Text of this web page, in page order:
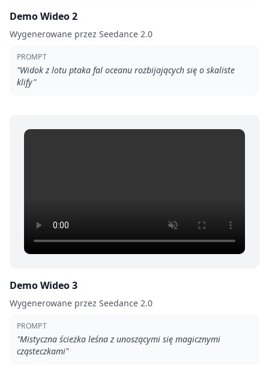
Demo Wideo 2
Wygenerowane przez Seedance 2.0
PROMPT
"Widok z lotu ptaka fal oceanu rozbijających się o skaliste
klify"
Demo Wideo 3
Wygenerowane przez Seedance 2.0
PROMPT
"Mistyczna ścieżka leśna z unoszącymi się magicznymi
cząsteczkami"